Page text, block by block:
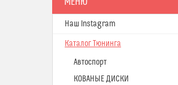
Наш Instagram
Каталог Тюнинга
Автоспорт
КОВАНЫЕ ДИСКИ